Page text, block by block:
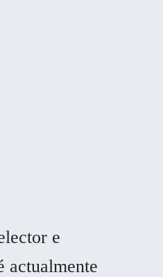
e
actualmente